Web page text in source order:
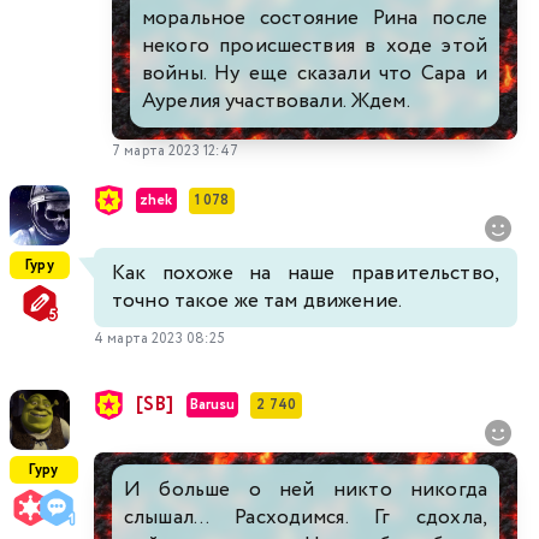
моральное состояние Рина после
некого происшествия в ходе этой
войны. Ну еще сказали что Сара и
Аурелия участвовали. Ждем.
7 марта 2023 12:47
Гуру
zhek 1 078
Как похоже на наше правительство,
точно такое же там движение.
4 марта 2023 08:25
Гуру
[SB] Barusu 2 740
И больше о ней никто никогда
слышал... Расходимся. Гг сдохла,